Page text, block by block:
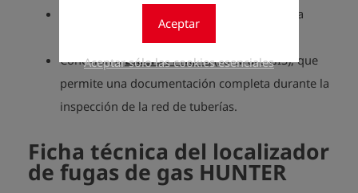
Aceptar
Aceptar sólo las cookies esenciales
Transferencia de datos inalámbrica para una
transmisión de datos fácil y rápida.
Conexión aEsders Pi NOTE(software GIS), que
permite una documentación completa durante la
inspección de la red de tuberías.
Ficha técnica del localizador
de fugas de gas HUNTER